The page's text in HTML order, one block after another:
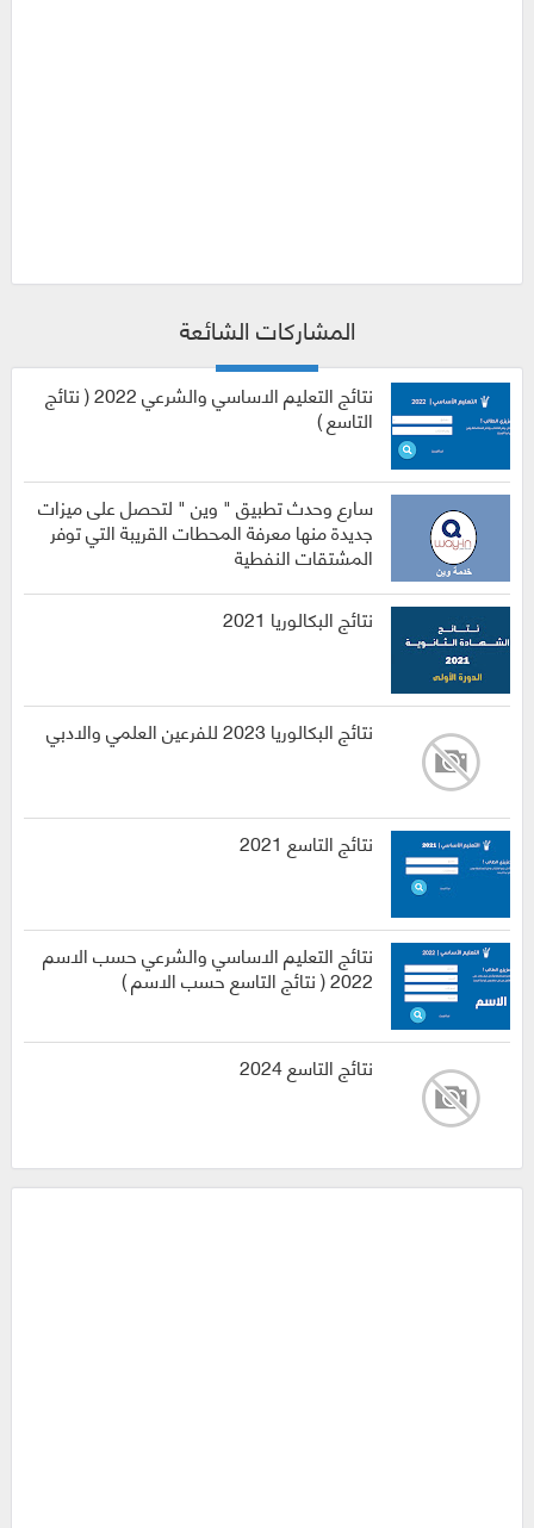
المشاركات الشائعة
نتائج التعليم الاساسي والشرعي 2022 ( نتائج
التاسع )
سارع وحدث تطبيق " وين " لتحصل على ميزات
جديدة منها معرفة المحطات القريبة التي توفر
المشتقات النفطية
نتائج البكالوريا 2021
نتائج البكالوريا 2023 للفرعين العلمي والادبي
نتائج التاسع 2021
نتائج التعليم الاساسي والشرعي حسب الاسم
2022 ( نتائج التاسع حسب الاسم )
نتائج التاسع 2024